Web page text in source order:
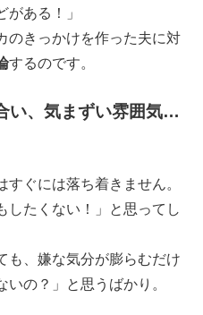
がある！」
のきっかけを作った夫に対
するのです。
い、気まずい雰囲気…
ぐには落ち着きません。
したくない！」と思ってし
も、嫌な気分が膨らむだけ
の？」と思うばかり。